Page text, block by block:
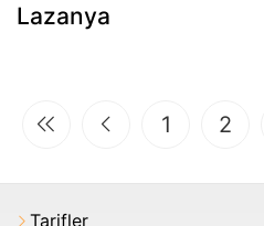
Lazanya
1 2
Tarifler